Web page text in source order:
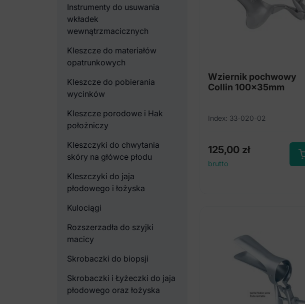
Instrumenty do usuwania
wkładek
wewnątrzmacicznych
Kleszcze do materiałów
opatrunkowych
Kleszcze do pobierania
wycinków
Kleszcze porodowe i Hak
położniczy
Kleszczyki do chwytania
skóry na główce płodu
Kleszczyki do jaja
płodowego i łożyska
Kulociągi
Rozszerzadła do szyjki
macicy
Skrobaczki do biopsji
Skrobaczki i Łyżeczki do jaja
płodowego oraz łożyska
Wziernik pochwowy
Collin 100x35mm
Index: 33-020-02
125,00 zł
brutto